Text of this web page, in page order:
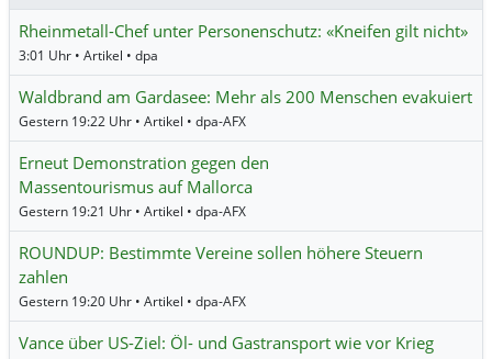
Rheinmetall-Chef unter Personenschutz: «Kneifen gilt nicht»
3:01 Uhr • Artikel • dpa
Waldbrand am Gardasee: Mehr als 200 Menschen evakuiert
Gestern 19:22 Uhr • Artikel • dpa-AFX
Erneut Demonstration gegen den
Massentourismus auf Mallorca
Gestern 19:21 Uhr • Artikel • dpa-AFX
ROUNDUP: Bestimmte Vereine sollen höhere Steuern
zahlen
Gestern 19:20 Uhr • Artikel • dpa-AFX
Vance über US-Ziel: Öl- und Gastransport wie vor Krieg